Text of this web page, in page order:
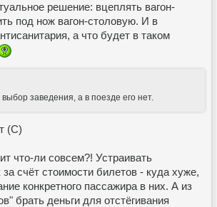
решение: вцеплять вагон-
под нож вагон-столовую. И в
а что будет в таком
выбор заведения, а в поезде его нет.
(С)
что-ли совсем?! Устраивать
счёт стоимости билетов - куда хуже,
конкретного пассажира в них. А из
брать деньги для отстёгивания